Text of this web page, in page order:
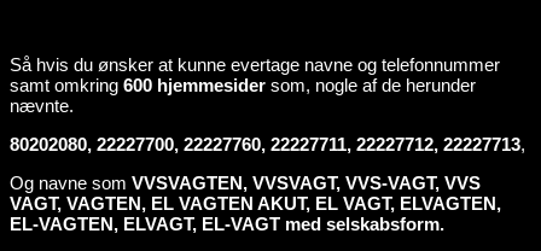
Så hvis du ønsker at kunne evertage navne og telefonnummer
samt omkring 600 hjemmesider som, nogle af de herunder
nævnte.
80202080, 22227700, 22227760, 22227711, 22227712, 22227713,
Og navne som VVSVAGTEN, VVSVAGT, VVS-VAGT, VVS
VAGT, VAGTEN, EL VAGTEN AKUT, EL VAGT, ELVAGTEN,
EL-VAGTEN, ELVAGT, EL-VAGT med selskabsform.